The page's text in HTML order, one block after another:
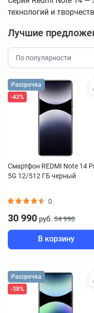
технологий и
Лучшие
По популярности
Рассрочка
-43%
Смартфон REDMI Note 14
5G 12/512 ГБ черный
0
30 990 руб. 54 990
В корзину
Рассрочка
-38%